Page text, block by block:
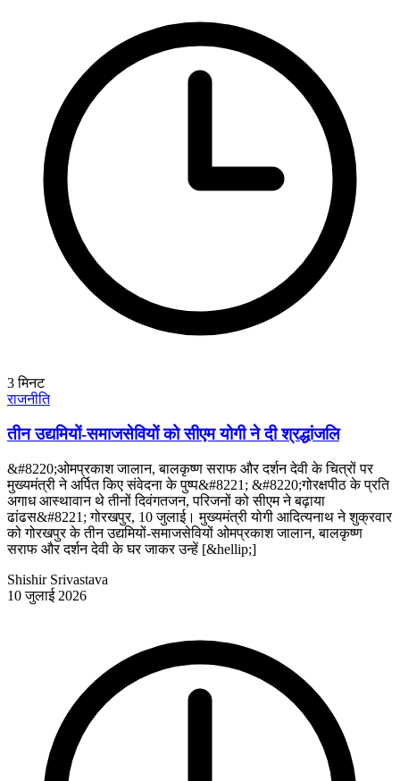
3मिनट
राजनीति
तीन उद्यमियों-समाजसेवियों को सीएम योगी ने दी श्रद्धांजलि
&#8220;ओमप्रकाश जालान, बालकृष्ण सराफ और दर्शन देवी के चित्रों पर
मुख्यमंत्री ने अर्पित किए संवेदना के पुष्प&#8221; &#8220;गोरक्षपीठ के प्रति
अगाध आस्थावान थे तीनों दिवंगतजन, परिजनों को सीएम ने बढ़ाया
ढांढस&#8221; गोरखपुर, 10 जुलाई। मुख्यमंत्री योगी आदित्यनाथ ने शुक्रवार
को गोरखपुर के तीन उद्यमियों-समाजसेवियों ओमप्रकाश जालान, बालकृष्ण
सराफ और दर्शन देवी के घर जाकर उन्हें [&hellip;]
Shishir Srivastava
10 जुलाई 2026